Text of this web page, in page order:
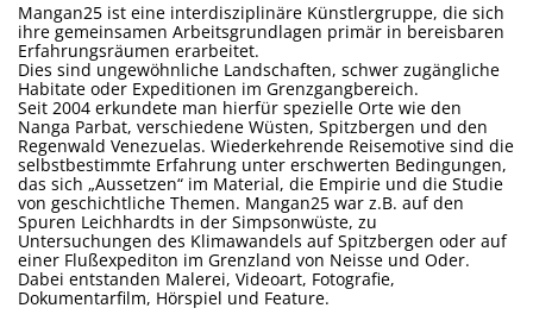
Mangan25 ist eine interdisziplinäre Künstlergruppe, die sich
ihre gemeinsamen Arbeitsgrundlagen primär in bereisbaren
Erfahrungsräumen erarbeitet.
Dies sind ungewöhnliche Landschaften, schwer zugängliche
Habitate oder Expeditionen im Grenzgangbereich.
Seit 2004 erkundete man hierfür spezielle Orte wie den
Nanga Parbat, verschiedene Wüsten, Spitzbergen und den
Regenwald Venezuelas. Wiederkehrende Reisemotive sind die
selbstbestimmte Erfahrung unter erschwerten Bedingungen,
das sich „Aussetzen“ im Material, die Empirie und die Studie
von geschichtliche Themen. Mangan25 war z.B. auf den
Spuren Leichhardts in der Simpsonwüste, zu
Untersuchungen des Klimawandels auf Spitzbergen oder auf
einer Flußexpediton im Grenzland von Neisse und Oder.
Dabei entstanden Malerei, Videoart, Fotografie,
Dokumentarfilm, Hörspiel und Feature.